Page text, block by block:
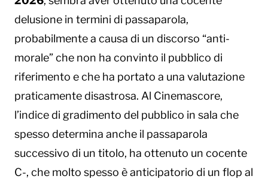
delusione in termini di passaparola,
probabilmente a causa di un discorso “anti-
morale” che non ha convinto il pubblico di
riferimento e che ha portato a una valutazione
praticamente disastrosa. Al Cinemascore,
l’indice di gradimento del pubblico in sala che
spesso determina anche il passaparola
successivo di un titolo, ha ottenuto un cocente
C-, che molto spesso è anticipatorio di un flop al